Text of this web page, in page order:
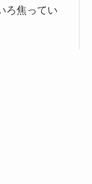
ろ焦ってい